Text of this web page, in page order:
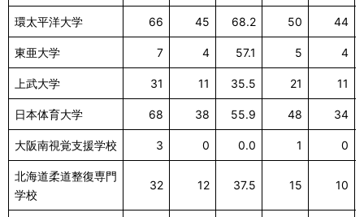
環太平洋大学 66 45 68.2 50 44
東亜大学 7 4 57.1 5 4
上武大学 31 11 35.5 21 11
日本体育大学 68 38 55.9 48 34
大阪南視覚支援学校 3 0 0.0 1 0
北海道柔道整復専門
学校
32 12 37.5 15 10